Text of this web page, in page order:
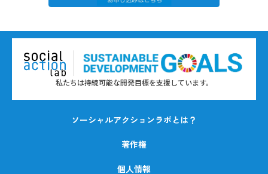
私たちは持続可能な開発目標を支援しています。
ソーシャルアクションラボとは？
著作権
個人情報